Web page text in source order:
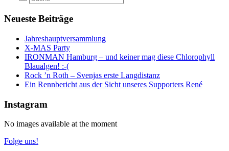
Neueste Beiträge
Jahreshauptversammlung
X-MAS Party
IRONMAN Hamburg – und keiner mag diese Chlorophyll
Blaualgen! :-(
Rock ’n Roth – Svenjas erste Langdistanz
Ein Rennbericht aus der Sicht unseres Supporters René
Instagram
No images available at the moment
Folge uns!